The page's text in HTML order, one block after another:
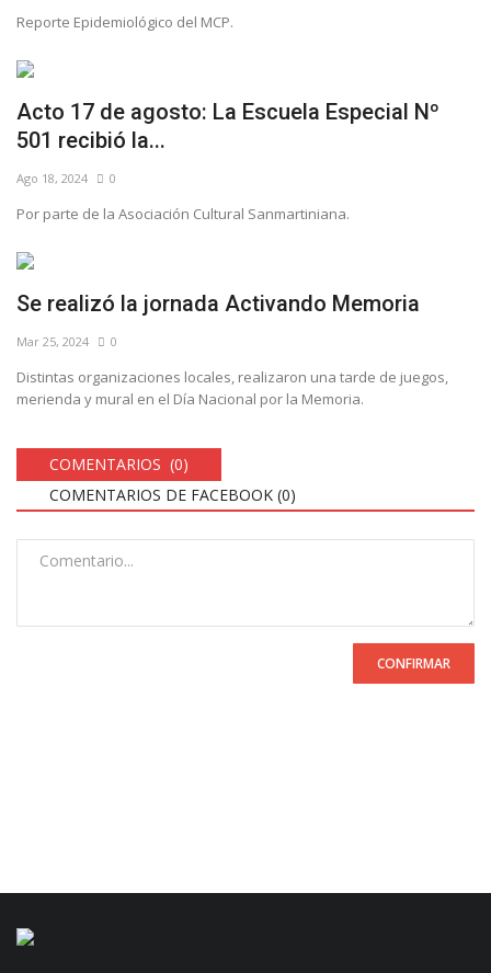
Reporte Epidemiológico del MCP.
Acto 17 de agosto: La Escuela Especial Nº
501 recibió la...
Ago 18, 2024 0
Por parte de la Asociación Cultural Sanmartiniana.
Se realizó la jornada Activando Memoria
Mar 25, 2024 0
Distintas organizaciones locales, realizaron una tarde de juegos,
merienda y mural en el Día Nacional por la Memoria.
COMENTARIOS (0)
COMENTARIOS DE FACEBOOK (0)
CONFIRMAR